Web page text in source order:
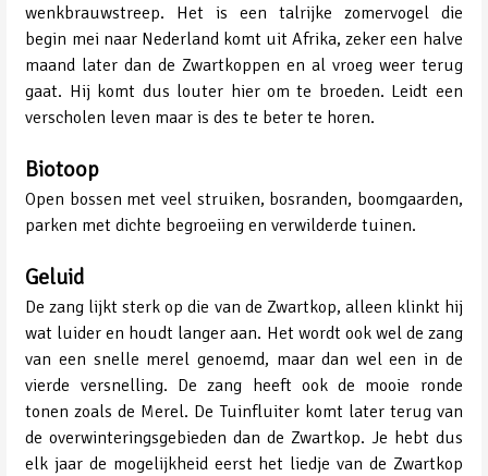
wenkbrauwstreep. Het is een talrijke zomervogel die
begin mei naar Nederland komt uit Afrika, zeker een halve
maand later dan de Zwartkoppen en al vroeg weer terug
gaat. Hij komt dus louter hier om te broeden. Leidt een
verscholen leven maar is des te beter te horen.
Biotoop
Open bossen met veel struiken, bosranden, boomgaarden,
parken met dichte begroeiing en verwilderde tuinen.
Geluid
De zang lijkt sterk op die van de Zwartkop, alleen klinkt hij
wat luider en houdt langer aan. Het wordt ook wel de zang
van een snelle merel genoemd, maar dan wel een in de
vierde versnelling. De zang heeft ook de mooie ronde
tonen zoals de Merel. De Tuinfluiter komt later terug van
de overwinteringsgebieden dan de Zwartkop. Je hebt dus
elk jaar de mogelijkheid eerst het liedje van de Zwartkop